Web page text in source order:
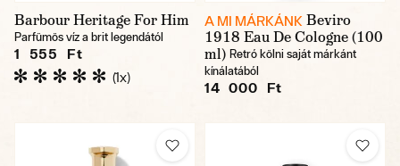
Barbour Heritage For Him
Parfümös víz a brit legendától
1 555 Ft
(1x)
A MI MÁRKÁNK Beviro
1918 Eau De Cologne (100
ml) Retró kölni saját márkánt
kínálatából
14 000 Ft